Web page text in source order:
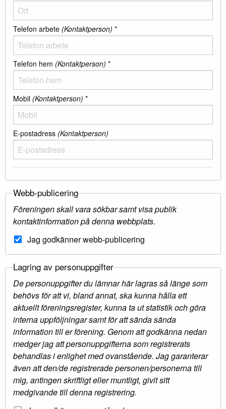
Telefon arbete (Kontaktperson) *
Telefon hem (Kontaktperson) *
Mobil (Kontaktperson) *
E-postadress (Kontaktperson)
Webb-publicering
Föreningen skall vara sökbar samt visa publik
kontaktinformation på denna webbplats.
Jag godkänner webb-publicering
Lagring av personuppgifter
De personuppgifter du lämnar här lagras så länge som
behövs för att vi, bland annat, ska kunna hålla ett
aktuellt föreningsregister, kunna ta ut statistik och göra
interna uppföljningar samt för att sända sända
information till er förening. Genom att godkänna nedan
medger jag att personuppgifterna som registrerats
behandlas i enlighet med ovanstående. Jag garanterar
även att den/de registrerade personen/personerna till
mig, antingen skriftligt eller muntligt, givit sitt
medgivande till denna registrering.